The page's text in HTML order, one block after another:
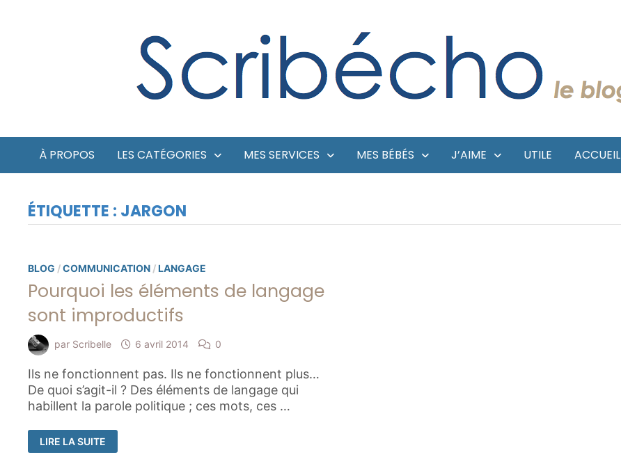
À PROPOS LES CATÉGORIES MES SERVICES MES BÉBÉS J’AIME UTILE ACCUEIL
ÉTIQUETTE : JARGON
BLOG /COMMUNICATION /LANGAGE
Pourquoi les éléments de langage
sont improductifs
par Scribelle 6 avril 2014 0
Ils ne fonctionnent pas. Ils ne fonctionnent plus…
De quoi s’agit-il ? Des éléments de langage qui
habillent la parole politique ; ces mots, ces …
POURQUOI
LES
ÉLÉMENTS
LIRE LA SUITE